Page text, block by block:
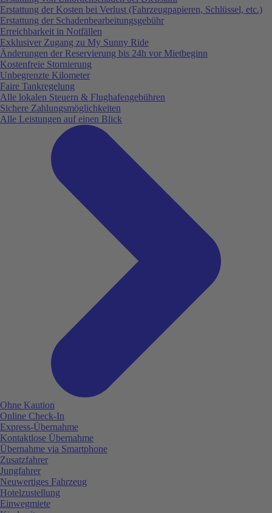
Erstattung der Kosten bei Verlust (Fahrzeugpapieren, Schlüssel, etc.)
Erstattung der Schadenbearbeitungsgebühr
Erreichbarkeit in Notfällen
Exklusiver Zugang zu My Sunny Ride
Änderungen der Reservierung bis 24h vor Mietbeginn
Kostenfreie Stornierung
Unbegrenzte Kilometer
Faire Tankregelung
Alle lokalen Steuern & Flughafengebühren
Sichere Zahlungsmöglichkeiten
Alle Leistungen auf einen Blick
Ohne Kaution
Online Check-In
Express-Übernahme
Kontaktlose Übernahme
Übernahme via Smartphone
Zusatzfahrer
Jungfahrer
Neuwertiges Fahrzeug
Hotelzustellung
Einwegmiete